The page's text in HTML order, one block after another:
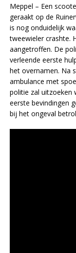
Meppel – Een
geraakt op de
is nog onduidelijk
tweewieler crashte.
aangetroffen. De
verleende eerste
het overnamen. Na
ambulance met
politie zal uitzoeken
eerste bevindingen
bij het ongeval